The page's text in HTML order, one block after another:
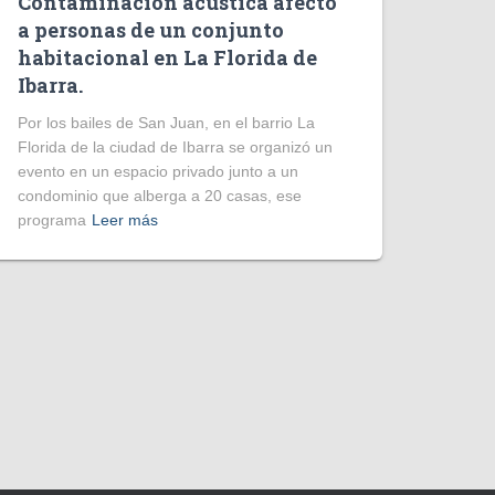
a personas de un conjunto
habitacional en La Florida de
Ibarra.
Por los bailes de San Juan, en el barrio La
Florida de la ciudad de Ibarra se organizó un
evento en un espacio privado junto a un
condominio que alberga a 20 casas, ese
programa Leer más